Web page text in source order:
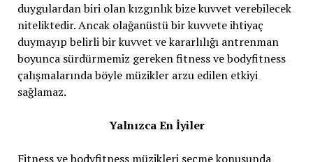
duygulardan biri olan kızgınlık bize kuvvet verebilecek
niteliktedir. Ancak olağanüstü bir kuvvete ihtiyaç
duymayıp belirli bir kuvvet ve kararlılığı antrenman
boyunca sürdürmemiz gereken fitness ve bodyfitness
çalışmalarında böyle müzikler arzu edilen etkiyi
sağlamaz.
Yalnızca En İyiler
Fitness ve bodyfitness müzikleri seçme konusunda